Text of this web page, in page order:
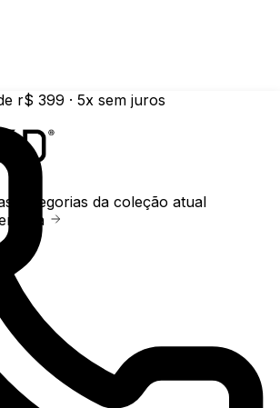
r$ 399 · 5x sem juros
categorias da coleção atual